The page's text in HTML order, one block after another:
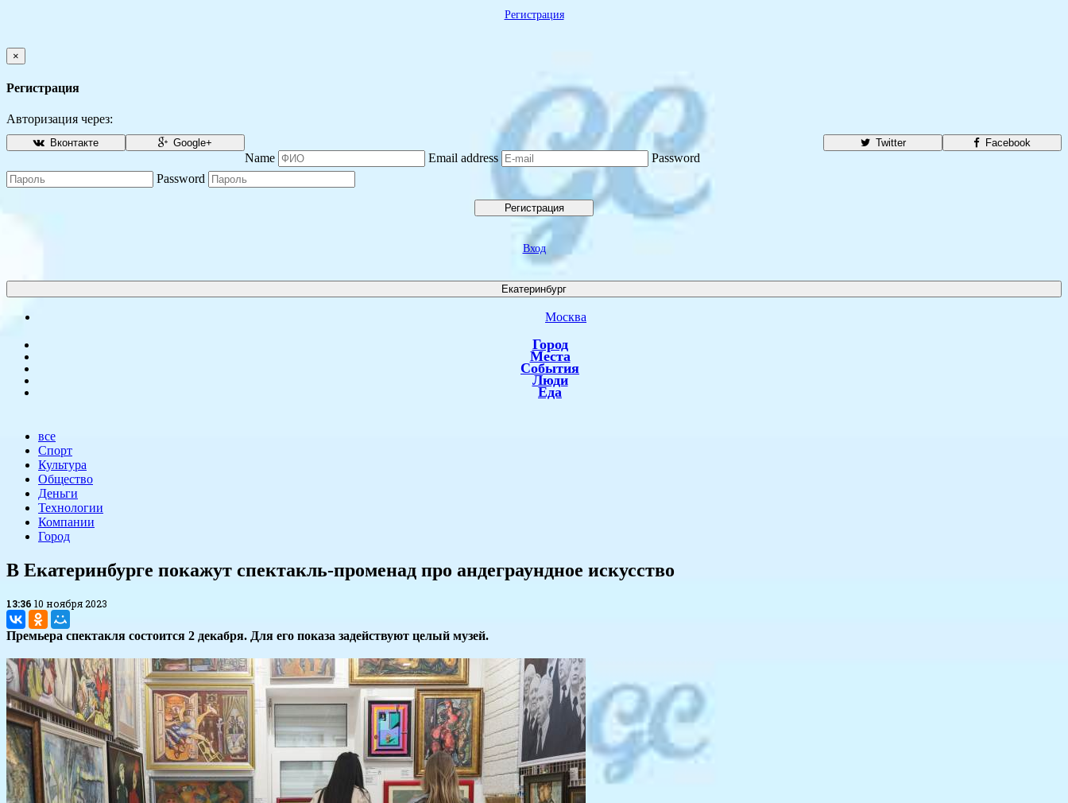
Регистрация
×
Регистрация
Авторизация через:
Facebook
Вконтакте Twitter
Google+
Name Email address
Password
Password
Регистрация
Вход
Екатеринбург
Москва
Город
Места
События
Люди
Еда
все
Спорт
Культура
Общество
Деньги
Технологии
Компании
Город
​В Екатеринбурге покажут спектакль-променад про андеграундное искусство
13:36 10 ноября 2023
Премьера спектакля состоится 2 декабря. Для его показа задействуют целый музей.